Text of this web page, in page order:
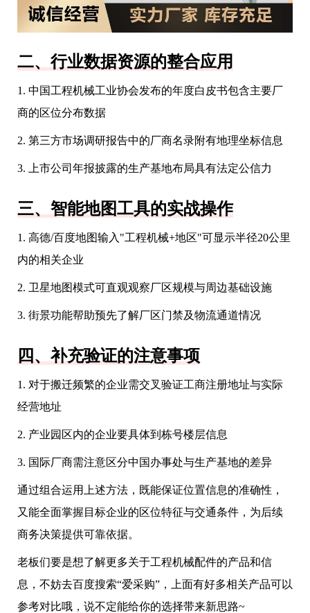
二、行业数据资源的整合应用
1. 中国工程机械工业协会发布的年度白皮书包含主要厂
商的区位分布数据
2. 第三方市场调研报告中的厂商名录附有地理坐标信息
3. 上市公司年报披露的生产基地布局具有法定公信力
三、智能地图工具的实战操作
1. 高德/百度地图输入"工程机械+地区"可显示半径20公里
内的相关企业
2. 卫星地图模式可直观观察厂区规模与周边基础设施
3. 街景功能帮助预先了解厂区门禁及物流通道情况
四、补充验证的注意事项
1. 对于搬迁频繁的企业需交叉验证工商注册地址与实际
经营地址
2. 产业园区内的企业要具体到栋号楼层信息
3. 国际厂商需注意区分中国办事处与生产基地的差异
通过组合运用上述方法，既能保证位置信息的准确性，
又能全面掌握目标企业的区位特征与交通条件，为后续
商务决策提供可靠依据。
老板们要是想了解更多关于工程机械配件的产品和信
息，不妨去百度搜索“爱采购”，上面有好多相关产品可以
参考对比哦，说不定能给你的选择带来新思路~